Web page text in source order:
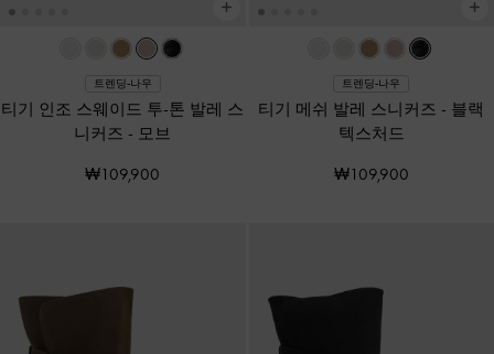
트렌딩-나우
티기 인조 스웨이드 투-톤 발레 스
니커즈 - 모브
₩109,900
트렌딩-나우
티기 메쉬 발레 스니커즈 - 블랙
텍스처드
₩109,900